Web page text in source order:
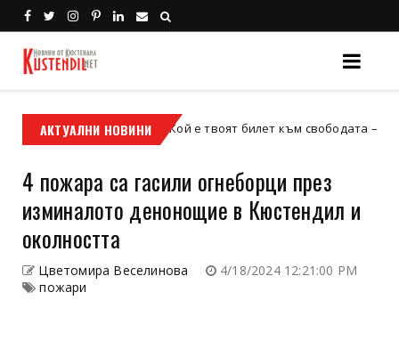
АКТУАЛНИ НОВИНИ
кросов мотор Кой е твоят билет към свободата – кросовият
4 пожара са гасили огнеборци през
изминалото денонощие в Кюстендил и
околността
Цветомира Веселинова
4/18/2024 12:21:00 PM
пожари